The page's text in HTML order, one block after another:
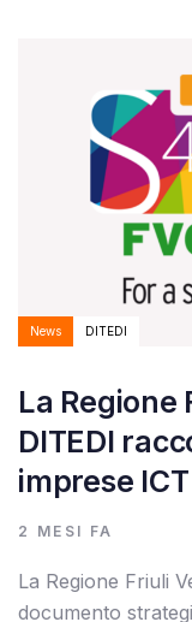
News DITEDI
La Regione
DITEDI
imprese ICT
2 MESI FA
La Regione Friuli
documento